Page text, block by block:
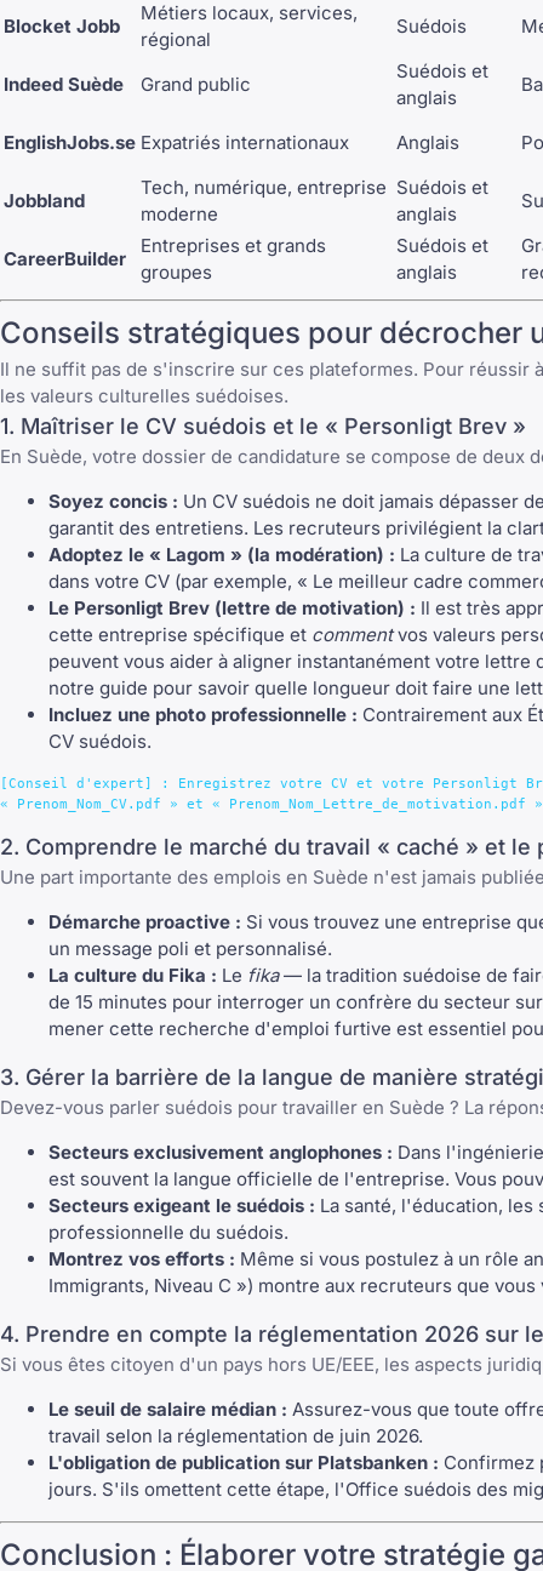
Blocket Jobb
Métiers locaux, services,
régional
Suédois
Indeed Suède Grand public
Suédois et
anglais
EnglishJobs.se Expatriés internationaux Anglais
Jobbland
Tech, numérique, entreprise
moderne
Suédois et
anglais
CareerBuilder
Entreprises et grands
groupes
Suédois et
anglais
Conseils stratégiques pour décrocher
Il ne suffit pas de s'inscrire sur ces plateformes. Pour réussir
les valeurs culturelles suédoises.
1. Maîtriser le CV suédois et le « Personligt Brev »
En Suède, votre dossier de candidature se compose de
Soyez concis : Un CV suédois ne doit jamais dépasser
garantit des entretiens. Les recruteurs privilégient la
Adoptez le « Lagom » (la modération) : La culture de
dans votre CV (par exemple, « Le meilleur cadre
Le Personligt Brev (lettre de motivation) : Il est très
cette entreprise spécifique et commentvos valeurs
peuvent vous aider à aligner instantanément votre
notre guide pour savoir quelle longueur doit faire une
Incluez une photo professionnelle : Contrairement aux
CV suédois.
[Conseil d'expert] : Enregistrez votre CV et votre Personligt
2. Comprendre le marché du travail « caché » et le
Une part importante des emplois en Suède n'est jamais
Démarche proactive : Si vous trouvez une entreprise
un message poli et personnalisé.
La culture du Fika : Le fika— la tradition suédoise de
de 15 minutes pour interroger un confrère du secteur
mener cette recherche d'emploi furtive est essentiel
3. Gérer la barrière de la langue de manière
Devez-vous parler suédois pour travailler en Suède ? La
Secteurs exclusivement anglophones : Dans
est souvent la langue officielle de l'entreprise. Vous
Secteurs exigeant le suédois : La santé, l'éducation,
professionnelle du suédois.
Montrez vos efforts : Même si vous postulez à un rôle
Immigrants, Niveau C ») montre aux recruteurs que
4. Prendre en compte la réglementation 2026 sur
Si vous êtes citoyen d'un pays hors UE/EEE, les aspects
Le seuil de salaire médian : Assurez-vous que toute
travail selon la réglementation de juin 2026.
L'obligation de publication sur Platsbanken : Confirmez
jours. S'ils omettent cette étape, l'Office suédois des
Conclusion : Élaborer votre stratégie